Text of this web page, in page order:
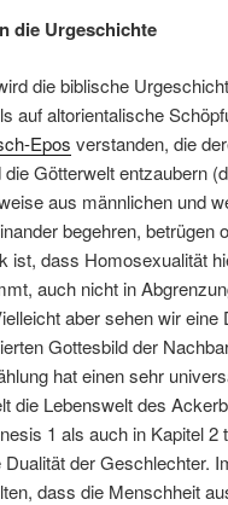
die Urgeschichte
die biblische
auf altorientalische
Epos verstanden, die
Götterwelt entzaubern
aus männlichen und
begehren, betrügen
ist, dass Homosexualität
auch nicht in
aber sehen wir eine
Gottesbild der
hat einen sehr
die Lebenswelt des
1 als auch in Kapitel 2
Dualität der Geschlechter.
dass die Menschheit